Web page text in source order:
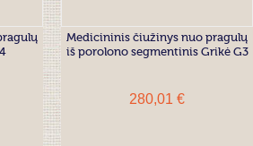
Medicininis čiužinys nuo pragulų
iš porolono segmentinis Grikė G3
280,01 €